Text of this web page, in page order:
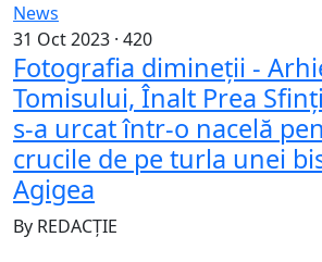
News
31 Oct 2023 · 420
Fotografia dimineții -
Tomisului, Înalt Prea
s-a urcat într-o nacelă
crucile de pe turla unei
Agigea
By REDACȚIE